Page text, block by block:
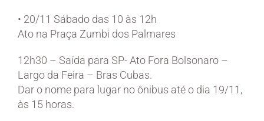
• 20/11 Sábado das 10 às 12h
Ato na Praça Zumbi dos Palmares
12h30 – Saída para SP- Ato Fora Bolsonaro –
Largo da Feira – Bras Cubas.
Dar o nome para lugar no ônibus até o dia 19/11,
às 15 horas.